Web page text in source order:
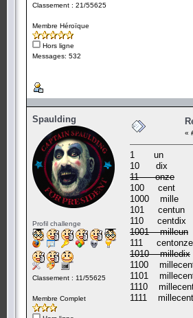
Classement : 21/55625
Membre Héroïque
Hors ligne
Messages: 532
Spaulding
Profil challenge
Classement : 11/55625
Membre Complet
«
1 un
10 dix
11 onze
100 cent
1000 mille
101 centun
110 centdix
1001 milleun
111 centonze
1010 milledix
1100
1101
1110
1111